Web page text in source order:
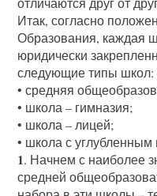
Итак, согласно
Образования, каждая
юридически
следующие типы школ:
• средняя
• школа – гимназия;
• школа – лицей;
• школа с
1. Начнем с наиболее
средней